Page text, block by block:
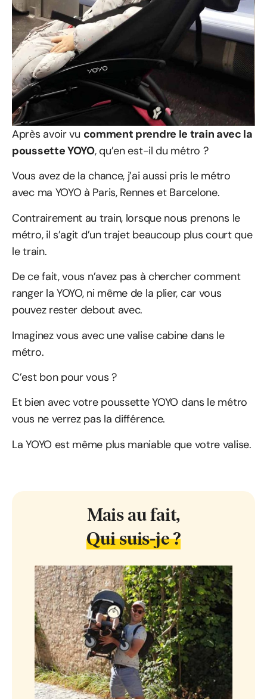
Après avoir vu comment prendre le train avec la
poussette YOYO, qu’en est-il du métro ?
Vous avez de la chance, j’ai aussi pris le métro
avec ma YOYO à Paris, Rennes et Barcelone.
Contrairement au train, lorsque nous prenons le
métro, il s’agit d’un trajet beaucoup plus court que
le train.
De ce fait, vous n’avez pas à chercher comment
ranger la YOYO, ni même de la plier, car vous
pouvez rester debout avec.
Imaginez vous avec une valise cabine dans le
métro.
C’est bon pour vous ?
Et bien avec votre poussette YOYO dans le métro
vous ne verrez pas la différence.
La YOYO est même plus maniable que votre valise.
Mais au fait,
Qui suis-je ?